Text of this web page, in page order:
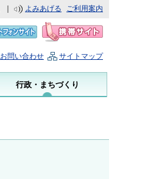
よみあげる ご利用案内
お問い合わせ サイトマップ
行政・まちづくり